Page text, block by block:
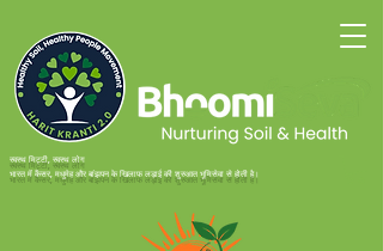
स्वस्थ मिट्टी, स्वस्थ लोग
भारत में कैंसर, मधुमेह और बांझपन के खिलाफ लड़ाई की शुरुआत भूमिसेवा से होती है।